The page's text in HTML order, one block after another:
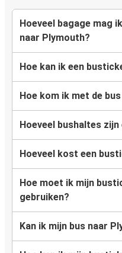
Hoeveel bagage mag
naar Plymouth?
Hoe kan ik een
Hoe kom ik met de
Hoeveel bushaltes
Hoeveel kost een
Hoe moet ik mijn
gebruiken?
Kan ik mijn bus naar